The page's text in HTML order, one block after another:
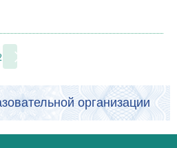
организации